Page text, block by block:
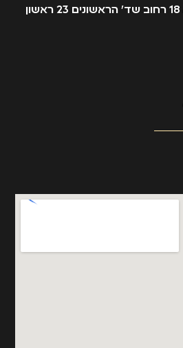
מגדל מילניה, קומה 18 רחוב שד' הראשונים 23 ראשון